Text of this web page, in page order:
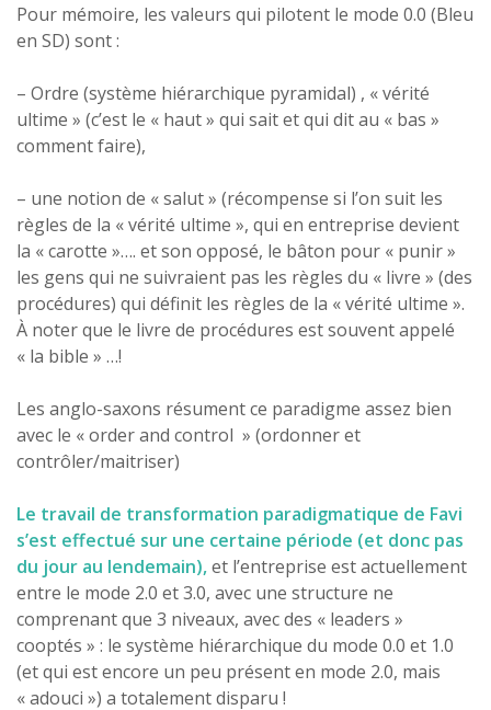
Pour mémoire, les valeurs qui pilotent le mode 0.0 (Bleu
en SD) sont :
– Ordre (système hiérarchique pyramidal) , « vérité
ultime » (c’est le « haut » qui sait et qui dit au « bas »
comment faire),
– une notion de « salut » (récompense si l’on suit les
règles de la « vérité ultime », qui en entreprise devient
la « carotte »…. et son opposé, le bâton pour « punir »
les gens qui ne suivraient pas les règles du « livre » (des
procédures) qui définit les règles de la « vérité ultime ».
À noter que le livre de procédures est souvent appelé
« la bible » …!
Les anglo-saxons résument ce paradigme assez bien
avec le « order and control » (ordonner et
contrôler/maitriser)
Le travail de transformation paradigmatique de Favi
s’est effectué sur une certaine période (et donc pas
du jour au lendemain),et l’entreprise est actuellement
entre le mode 2.0 et 3.0, avec une structure ne
comprenant que 3 niveaux, avec des « leaders »
cooptés » : le système hiérarchique du mode 0.0 et 1.0
(et qui est encore un peu présent en mode 2.0, mais
« adouci ») a totalement disparu !